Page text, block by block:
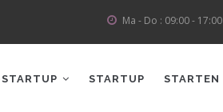
Ma - Do : 09:00 - 17:00
STARTUP STARTEN